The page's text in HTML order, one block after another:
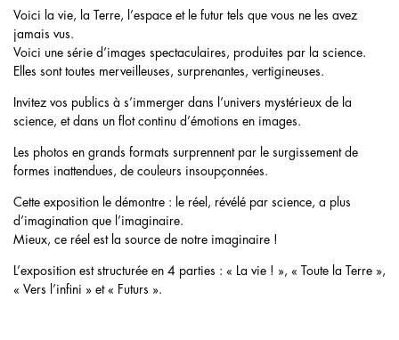
Voici la vie, la Terre, l’espace et le futur tels que vous ne les avez
jamais vus.
Voici une série d’images spectaculaires, produites par la science.
Elles sont toutes merveilleuses, surprenantes, vertigineuses.
Invitez vos publics à s’immerger dans l’univers mystérieux de la
science, et dans un flot continu d’émotions en images.
Les photos en grands formats surprennent par le surgissement de
formes inattendues, de couleurs insoupçonnées.
Cette exposition le démontre : le réel, révélé par science, a plus
d’imagination que l’imaginaire.
Mieux, ce réel est la source de notre imaginaire !
L’exposition est structurée en 4 parties : « La vie ! », « Toute la Terre »,
« Vers l’infini » et « Futurs ».